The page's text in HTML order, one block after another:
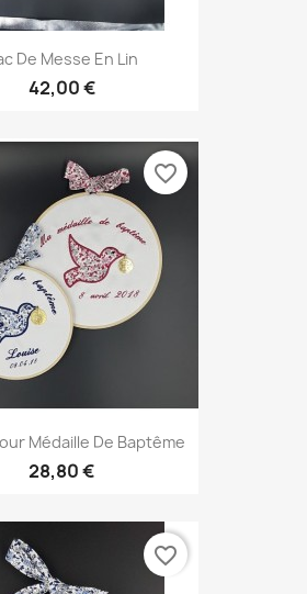
De Messe En Lin
42,00 €
Médaille De Baptême
28,80 €
favorite_border
favorite_border